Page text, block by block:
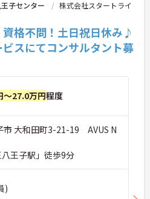
子センター
株式会社スタートライ
資格不問！土日祝日休み♪
スにてコンサルタント募
～27.0万円程度
市 大和田町3-21-19 AVUS N
王子駅」徒歩9分
)